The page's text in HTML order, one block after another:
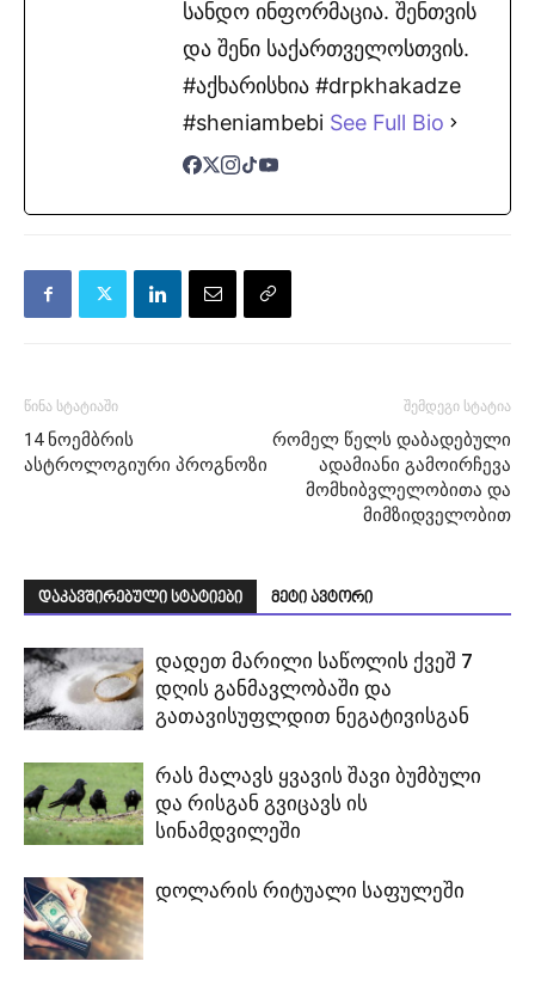
სანდო ინფორმაცია. შენთვის
და შენი საქართველოსთვის.
#აქხარისხია #drpkhakadze
#sheniambebi See Full Bio
წინა სტატიაში
14 ნოემბრის
ასტროლოგიური პროგნოზი
შემდეგი სტატია
რომელ წელს დაბადებული
ადამიანი გამოირჩევა
მომხიბვლელობითა და
მიმზიდველობით
დაკავშირებული სტატიები მეტი ავტორი
დადეთ მარილი საწოლის ქვეშ 7
დღის განმავლობაში და
გათავისუფლდით ნეგატივისგან
რას მალავს ყვავის შავი ბუმბული
და რისგან გვიცავს ის
სინამდვილეში
დოლარის რიტუალი საფულეში